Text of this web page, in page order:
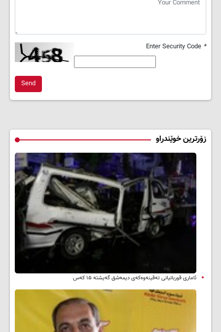
*
Send
زۆرترین خوێندراو
ئاماری قوربانیانی تەقینەوەکەی دیمەشق گەیشتە ۱۵ کەس